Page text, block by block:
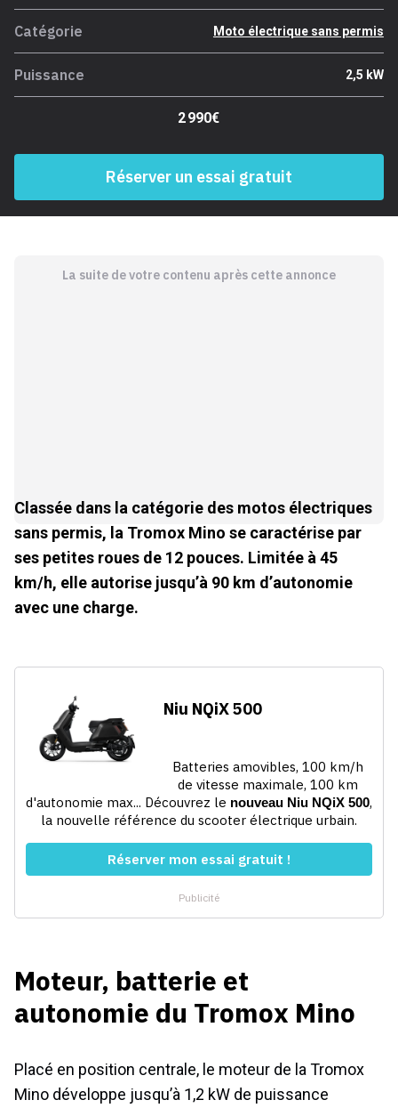
Catégorie Moto électrique sans permis
Puissance 2,5 kW
2 990€
Réserver un essai gratuit
La suite de votre contenu après cette annonce
Classée dans la catégorie des motos électriques
sans permis, la Tromox Mino se caractérise par
ses petites roues de 12 pouces. Limitée à 45
km/h, elle autorise jusqu’à 90 km d’autonomie
avec une charge.
Moteur, batterie et
autonomie du Tromox Mino
Placé en position centrale, le moteur de la Tromox
Mino développe jusqu’à 1,2 kW de puissance